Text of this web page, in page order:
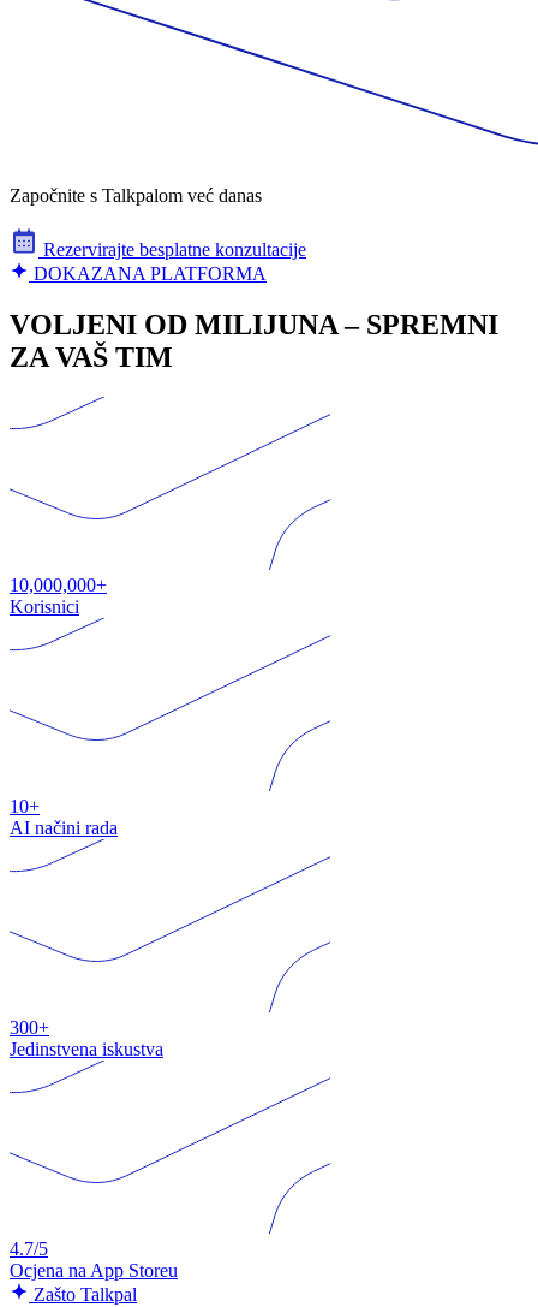
Započnite s Talkpalom već danas
Rezervirajte besplatne konzultacije
DOKAZANA PLATFORMA
VOLJENI OD MILIJUNA – SPREMNI
ZA VAŠ TIM
10,000,000+
Korisnici
10+
AI načini rada
300+
Jedinstvena iskustva
4.7/5
Ocjena na App Storeu
Zašto Talkpal